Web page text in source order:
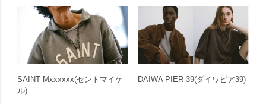
SAINT Mxxxxxx(セントマイケ
ル)
DAIWA PIER 39(ダイワピア39)